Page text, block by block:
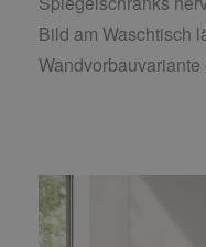
Bild am Waschtisch